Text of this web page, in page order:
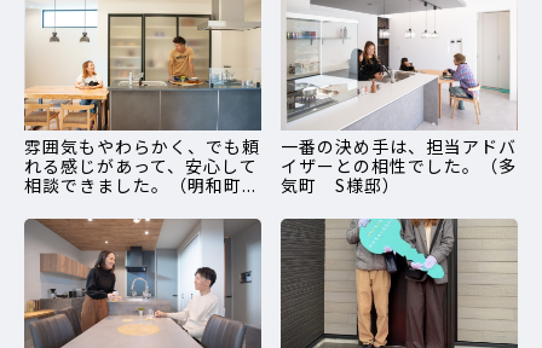
雰囲気もやわらかく、でも頼
れる感じがあって、安心して
相談できました。（明和町...
一番の決め手は、担当アドバ
イザーとの相性でした。（多
気町 S様邸）